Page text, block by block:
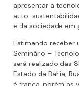
apresentar a
auto-
e da sociedade em
Estimando receber
Seminário –
será realizado das
Estado da Bahia,
é franca, porém as